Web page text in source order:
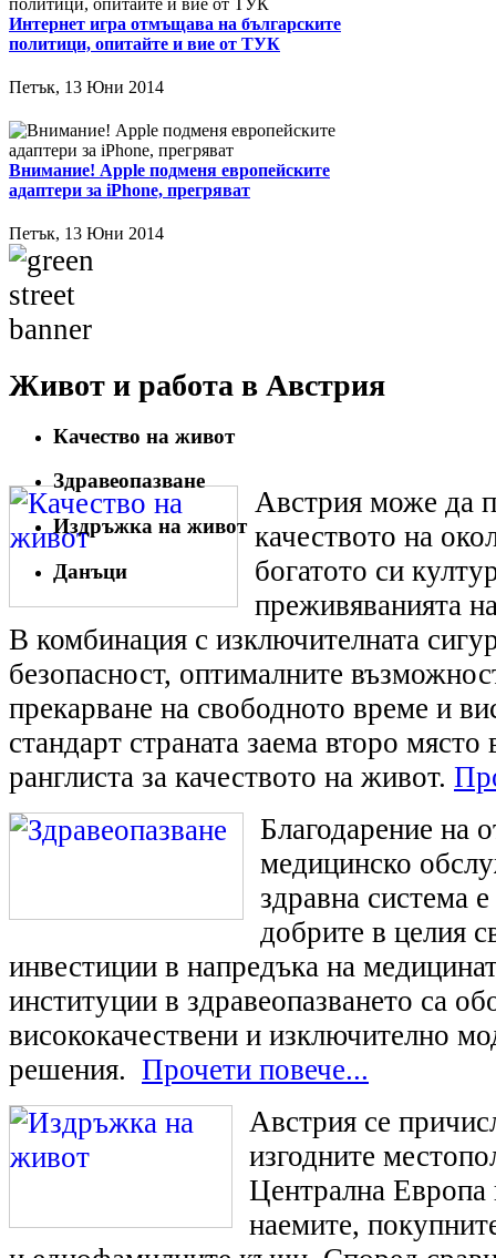
Интернет игра отмъщава на българските
политици, опитайте и вие от ТУК
Петък, 13 Юни 2014
Внимание! Apple подменя европейските
адаптери за iPhone, прегряват
Петък, 13 Юни 2014
Живот и работа в Австрия
Качество на живот
Здравеопазване
Издръжка на живот
Данъци
Австрия може да
качеството на
богатото си
преживяванията
В комбинация с изключителната
безопасност, оптималните
прекарване на свободното време и
стандарт страната заема второ място
ранглиста за качеството на живот.
Благодарение на
медицинско
здравна система
добрите в целия
инвестиции в напредъка на
институции в здравеопазването са
висококачествени и изключително
решения. Прочети повече...
Австрия се
изгодните
Централна Европа
наемите,